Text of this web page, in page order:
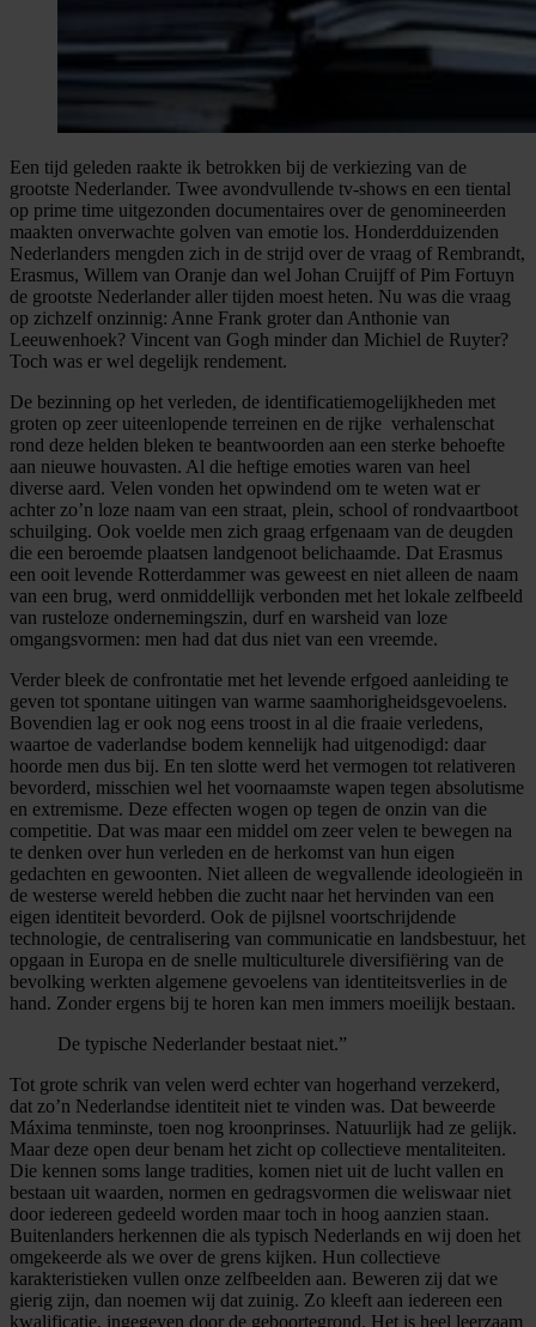
Een tijd geleden raakte ik betrokken bij de verkiezing van de
grootste Nederlander. Twee avondvullende tv-shows en een tiental
op prime time uitgezonden documentaires over de genomineerden
maakten onverwachte golven van emotie los. Honderdduizenden
Nederlanders mengden zich in de strijd over de vraag of Rembrandt,
Erasmus, Willem van Oranje dan wel Johan Cruijff of Pim Fortuyn
de grootste Nederlander aller tijden moest heten. Nu was die vraag
op zichzelf onzinnig: Anne Frank groter dan Anthonie van
Leeuwenhoek? Vincent van Gogh minder dan Michiel de Ruyter?
Toch was er wel degelijk rendement.
De bezinning op het verleden, de identificatiemogelijkheden met
groten op zeer uiteenlopende terreinen en de rijke verhalenschat
rond deze helden bleken te beantwoorden aan een sterke behoefte
aan nieuwe houvasten. Al die heftige emoties waren van heel
diverse aard. Velen vonden het opwindend om te weten wat er
achter zo’n loze naam van een straat, plein, school of rondvaartboot
schuilging. Ook voelde men zich graag erfgenaam van de deugden
die een beroemde plaatsen landgenoot belichaamde. Dat Erasmus
een ooit levende Rotterdammer was geweest en niet alleen de naam
van een brug, werd onmiddellijk verbonden met het lokale zelfbeeld
van rusteloze ondernemingszin, durf en warsheid van loze
omgangsvormen: men had dat dus niet van een vreemde.
Verder bleek de confrontatie met het levende erfgoed aanleiding te
geven tot spontane uitingen van warme saamhorigheidsgevoelens.
Bovendien lag er ook nog eens troost in al die fraaie verledens,
waartoe de vaderlandse bodem kennelijk had uitgenodigd: daar
hoorde men dus bij. En ten slotte werd het vermogen tot relativeren
bevorderd, misschien wel het voornaamste wapen tegen absolutisme
en extremisme. Deze effecten wogen op tegen de onzin van die
competitie. Dat was maar een middel om zeer velen te bewegen na
te denken over hun verleden en de herkomst van hun eigen
gedachten en gewoonten. Niet alleen de wegvallende ideologieën in
de westerse wereld hebben die zucht naar het hervinden van een
eigen identiteit bevorderd. Ook de pijlsnel voortschrijdende
technologie, de centralisering van communicatie en landsbestuur, het
opgaan in Europa en de snelle multiculturele diversifiëring van de
bevolking werkten algemene gevoelens van identiteitsverlies in de
hand. Zonder ergens bij te horen kan men immers moeilijk bestaan.
De typische Nederlander bestaat niet.”
Tot grote schrik van velen werd echter van hogerhand verzekerd,
dat zo’n Nederlandse identiteit niet te vinden was. Dat beweerde
Máxima tenminste, toen nog kroonprinses. Natuurlijk had ze gelijk.
Maar deze open deur benam het zicht op collectieve mentaliteiten.
Die kennen soms lange tradities, komen niet uit de lucht vallen en
bestaan uit waarden, normen en gedragsvormen die weliswaar niet
door iedereen gedeeld worden maar toch in hoog aanzien staan.
Buitenlanders herkennen die als typisch Nederlands en wij doen het
omgekeerde als we over de grens kijken. Hun collectieve
karakteristieken vullen onze zelfbeelden aan. Beweren zij dat we
gierig zijn, dan noemen wij dat zuinig. Zo kleeft aan iedereen een
kwalificatie, ingegeven door de geboortegrond. Het is heel leerzaam